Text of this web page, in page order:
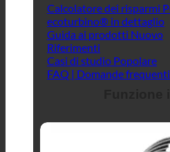
Calcolatore dei risparmi
ecoturbino® in dettaglio
Guida ai prodotti
Riferimenti
Casi di studio
FAQ | Domande frequenti